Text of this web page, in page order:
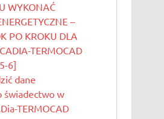
WYKONAĆ
–
PO KROKU DLA
TERMOCAD
6]
dane
świadectwo w
TERMOCAD